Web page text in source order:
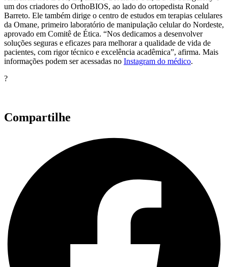
um dos criadores do OrthoBIOS, ao lado do ortopedista Ronald
Barreto. Ele também dirige o centro de estudos em terapias celulares
da Omane, primeiro laboratório de manipulação celular do Nordeste,
aprovado em Comitê de Ética. “Nos dedicamos a desenvolver
soluções seguras e eficazes para melhorar a qualidade de vida de
pacientes, com rigor técnico e excelência acadêmica”, afirma. Mais
informações podem ser acessadas no Instagram do médico.
?
Compartilhe